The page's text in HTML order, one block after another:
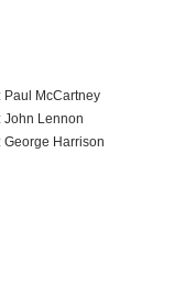
Paul McCartney
John Lennon
George Harrison